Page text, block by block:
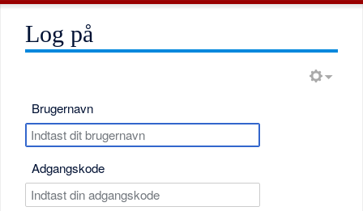
Log på
Brugernavn
Adgangskode